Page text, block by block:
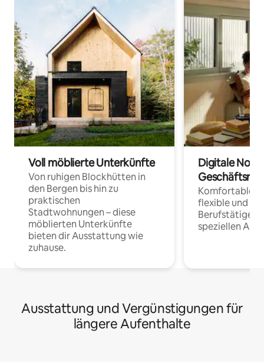
Voll möblierte Unterkünfte
Von ruhigen Blockhütten in
den Bergen bis hin zu
praktischen
Stadtwohnungen – diese
möblierten Unterkünfte
bieten dir Ausstattung wie
zuhause.
Digitale
Komfortable
flexible und
Berufstätige
speziellen
Ausstattung und Vergünstigungen für
längere Aufenthalte